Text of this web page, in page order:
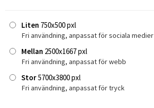
Liten 750x500 pxl
Fri användning, anpassat för sociala medier
Mellan 2500x1667 pxl
Fri användning, anpassat för webb
Stor5700x3800 pxl
Fri användning, anpassat för tryck